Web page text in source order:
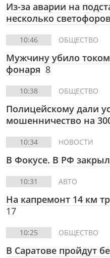
Из-за аварии на
несколько
10:46 ОБЩЕСТВО
Мужчину убило
фонаря 8
10:38 ОБЩЕСТВО
Полицейскому дали
мошенничество на
10:34 НОВОСТИ
В Фокусе. В РФ
10:31 АВТО
На капремонт 14 км
17
10:25 ОБЩЕСТВО
В Саратове пройдут